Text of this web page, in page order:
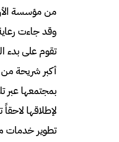
من مؤسسة
وقد جاءت
تقوم على بدء
أكبر شريحة
بمجتمعها عبر
لإطلاقها
تطوير خدمات